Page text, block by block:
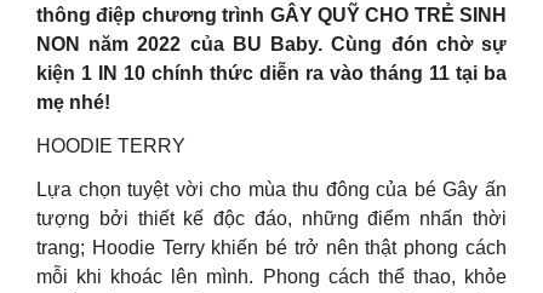
thông điệp chương trình GÂY QUỸ CHO TRẺ SINH
NON năm 2022 của BU Baby. Cùng đón chờ sự
kiện 1 IN 10 chính thức diễn ra vào tháng 11 tại ba
mẹ nhé!
HOODIE TERRY
Lựa chọn tuyệt vời cho mùa thu đông của bé Gây ấn
tượng bởi thiết kế độc đáo, những điểm nhấn thời
trang; Hoodie Terry khiến bé trở nên thật phong cách
mỗi khi khoác lên mình. Phong cách thể thao, khỏe